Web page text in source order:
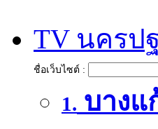
TV นครป
ชื่อเว็บไซต์ :
1. บางแ